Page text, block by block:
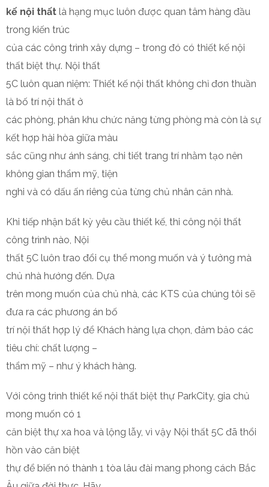
kế nội thất là hạng mục luôn được quan tâm hàng đầu
trong kiến trúc
của các công trình xây dựng – trong đó có thiết kế nội
thất biệt thự. Nội thất
5C luôn quan niệm: Thiết kế nội thất không chỉ đơn thuần
là bố trí nội thất ở
các phòng, phân khu chức năng từng phòng mà còn là sự
kết hợp hài hòa giữa màu
sắc cũng như ánh sáng, chi tiết trang trí nhằm tạo nên
không gian thẩm mỹ, tiện
nghi và có dấu ấn riêng của từng chủ nhân căn nhà.
Khi tiếp nhận bất kỳ yêu cầu thiết kế, thi công nội thất
công trình nào, Nội
thất 5C luôn trao đổi cụ thể mong muốn và ý tưởng mà
chủ nhà hướng đến. Dựa
trên mong muốn của chủ nhà, các KTS của chúng tôi sẽ
đưa ra các phương án bố
trí nội thất hợp lý để Khách hàng lựa chọn, đảm bảo các
tiêu chí: chất lượng –
thẩm mỹ – như ý khách hàng.
Với công trình thiết kế nội thất biệt thự ParkCity, gia chủ
mong muốn có 1
căn biệt thự xa hoa và lộng lẫy, vì vậy Nội thất 5C đã thổi
hồn vào căn biệt
thự để biến nó thành 1 tòa lâu đài mang phong cách Bắc